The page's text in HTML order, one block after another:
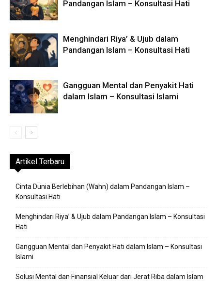
Pandangan Islam – Konsultasi Hati
Menghindari Riya’ & Ujub dalam
Pandangan Islam – Konsultasi Hati
Gangguan Mental dan Penyakit Hati
dalam Islam – Konsultasi Islami
Artikel Terbaru
Cinta Dunia Berlebihan (Wahn) dalam Pandangan Islam –
Konsultasi Hati
Menghindari Riya’ & Ujub dalam Pandangan Islam – Konsultasi
Hati
Gangguan Mental dan Penyakit Hati dalam Islam – Konsultasi
Islami
Solusi Mental dan Finansial Keluar dari Jerat Riba dalam Islam